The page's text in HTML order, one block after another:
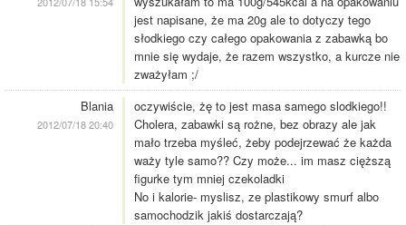
jest napisane, że ma 20g ale to dotyczy tego
słodkiego czy całego opakowania z zabawką bo
mnie się wydaje, że razem wszystko, a kurcze nie
zważyłam ;/
Blania
2012/07/18 20:40
oczywiście, żę to jest masa samego slodkiego!!
Cholera, zabawki są rożne, bez obrazy ale jak
mało trzeba myśleć, żeby podejrzewać że każda
waży tyle samo?? Czy może... im masz cięższą
figurke tym mniej czekoladki
No i kalorie- myslisz, ze plastikowy smurf albo
samochodzik jakiś dostarczają?